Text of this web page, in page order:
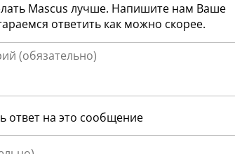
Mascus лучше. Напишите нам Ваше
ответить как можно скорее.
ответ на это сообщение